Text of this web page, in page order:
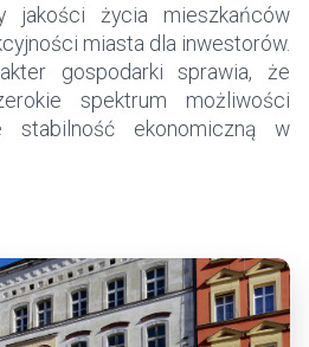
jakości życia mieszkańców
miasta dla inwestorów.
gospodarki sprawia, że
spektrum możliwości
stabilność ekonomiczną w